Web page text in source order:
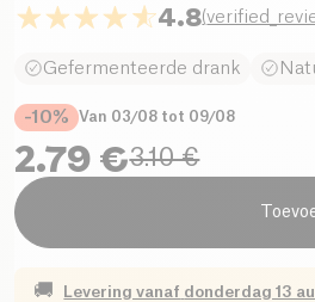
4.8(
Gefermenteerde drank
-10% Van 03/08 tot 09/08
2.79 €3.10 €
🚚 Levering vanaf donderdag 13